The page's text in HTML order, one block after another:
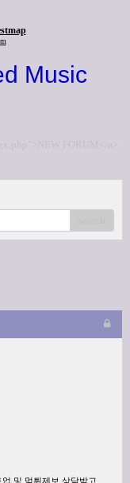
Music
FORUM</a>
및 먹튀제보 상담받고